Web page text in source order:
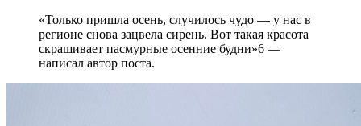
«Только пришла осень, случилось чудо — у нас в
регионе снова зацвела сирень. Вот такая красота
скрашивает пасмурные осенние будни»6 —
написал автор поста.